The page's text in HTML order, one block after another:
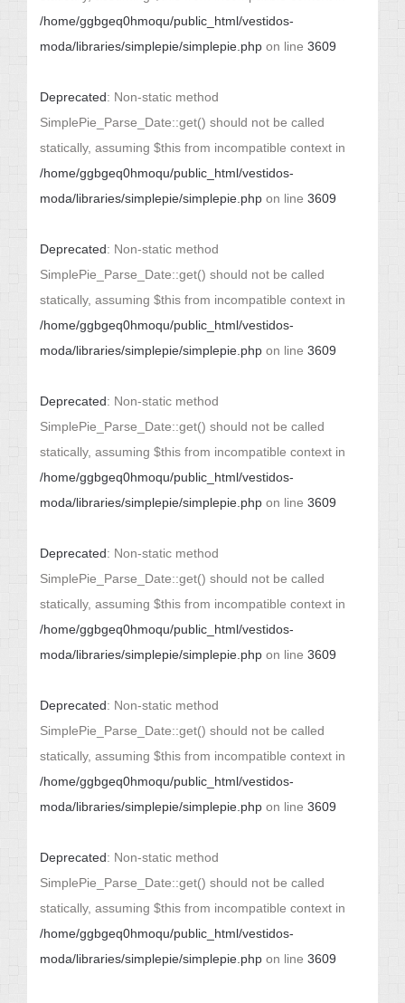
/home/ggbgeq0hmoqu/public_html/vestidos-
moda/libraries/simplepie/simplepie.php on line 3609
Deprecated: Non-static method
SimplePie_Parse_Date::get() should not be called
statically, assuming $this from incompatible context in
/home/ggbgeq0hmoqu/public_html/vestidos-
moda/libraries/simplepie/simplepie.php on line 3609
Deprecated: Non-static method
SimplePie_Parse_Date::get() should not be called
statically, assuming $this from incompatible context in
/home/ggbgeq0hmoqu/public_html/vestidos-
moda/libraries/simplepie/simplepie.php on line 3609
Deprecated: Non-static method
SimplePie_Parse_Date::get() should not be called
statically, assuming $this from incompatible context in
/home/ggbgeq0hmoqu/public_html/vestidos-
moda/libraries/simplepie/simplepie.php on line 3609
Deprecated: Non-static method
SimplePie_Parse_Date::get() should not be called
statically, assuming $this from incompatible context in
/home/ggbgeq0hmoqu/public_html/vestidos-
moda/libraries/simplepie/simplepie.php on line 3609
Deprecated: Non-static method
SimplePie_Parse_Date::get() should not be called
statically, assuming $this from incompatible context in
/home/ggbgeq0hmoqu/public_html/vestidos-
moda/libraries/simplepie/simplepie.php on line 3609
Deprecated: Non-static method
SimplePie_Parse_Date::get() should not be called
statically, assuming $this from incompatible context in
/home/ggbgeq0hmoqu/public_html/vestidos-
moda/libraries/simplepie/simplepie.php on line 3609